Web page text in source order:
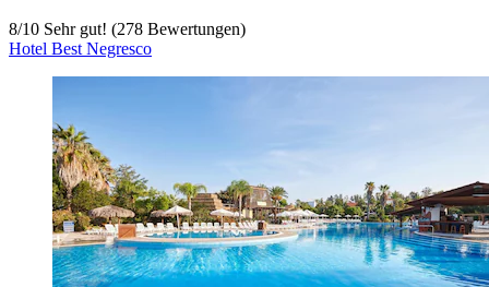
8/10 Sehr gut! (278 Bewertungen)
Hotel Best Negresco